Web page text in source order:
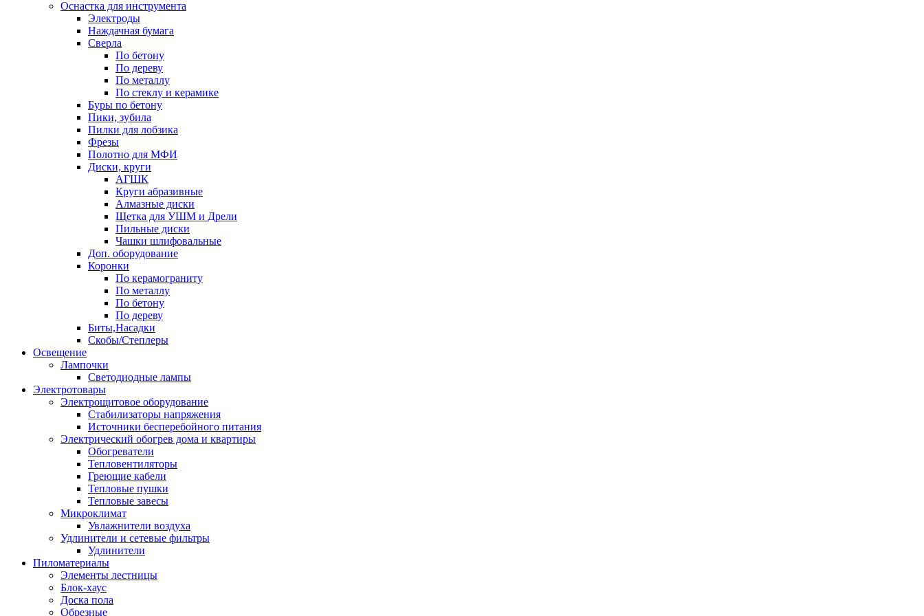
Оснастка для инструмента
Электроды
Наждачная бумага
Сверла
По бетону
По дереву
По металлу
По стеклу и керамике
Буры по бетону
Пики, зубила
Пилки для лобзика
Фрезы
Полотно для МФИ
Диски, круги
АГШК
Круги абразивные
Алмазные диски
Щетка для УШМ и Дрели
Пильные диски
Чашки шлифовальные
Доп. оборудование
Коронки
По керамограниту
По металлу
По бетону
По дереву
Биты,Насадки
Скобы/Степлеры
Освещение
Лампочки
Светодиодные лампы
Электротовары
Электрощитовое оборудование
Стабилизаторы напряжения
Источники бесперебойного питания
Электрический обогрев дома и квартиры
Обогреватели
Тепловентиляторы
Греющие кабели
Тепловые пушки
Тепловые завесы
Микроклимат
Увлажнители воздуха
Удлинители и сетевые фильтры
Удлинители
Пиломатериалы
Элементы лестницы
Блок-хаус
Доска пола
Обрезные